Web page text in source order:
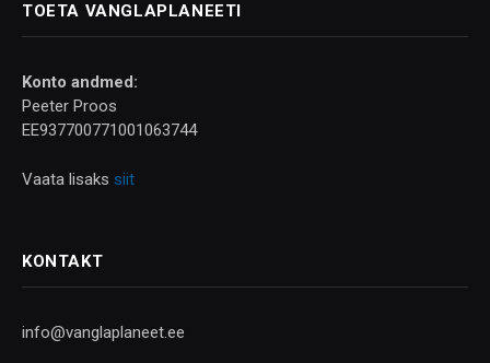
TOETA VANGLAPLANEETI
Konto andmed:
Peeter Proos
EE937700771001063744
Vaata lisaks siit
KONTAKT
info@vanglaplaneet.ee